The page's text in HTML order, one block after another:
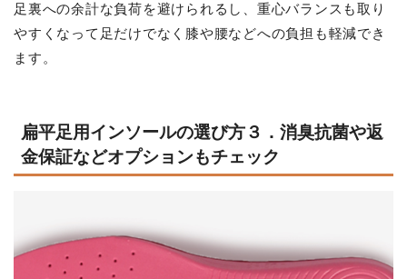
足裏への余計な負荷を避けられるし、重心バランスも取り
やすくなって足だけでなく膝や腰などへの負担も軽減でき
ます。
扁平足用インソールの選び方３．消臭抗菌や返
金保証などオプションもチェック